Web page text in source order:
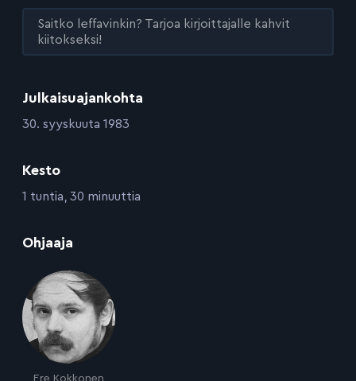
Julkaisuajankohta
:30. syyskuuta 1983
Kesto
:1 tuntia, 30 minuuttia
Ohjaaja
Saitko leffavinkin? Tarjoa kirjoittajalle kahvit
kiitokseksi!